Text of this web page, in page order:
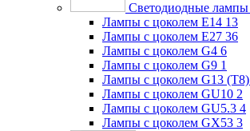
Светодиодные лампы
Лампы с цоколем E14 13
Лампы с цоколем E27 36
Лампы с цоколем G4 6
Лампы с цоколем G9 1
Лампы с цоколем G13 (Т8)
Лампы с цоколем GU10 2
Лампы с цоколем GU5.3 4
Лампы с цоколем GX53 3